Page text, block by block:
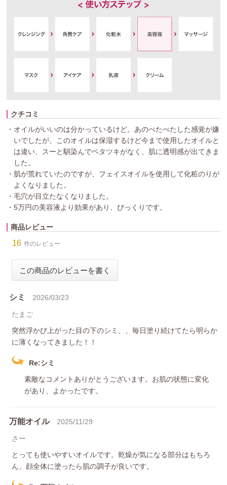
クチコミ
・オイルがいいのは分かっているけど。あのべたべたした感覚が嫌
いでしたが、このオイルは保湿するけど今まで使用したオイルと
は違い、スーと馴染んでベタツキがなく、肌に透明感が出てきま
した。
・肌が荒れていたのですが、フェイスオイルを使用して化粧のりが
よくなりました。
・毛穴が目立たなくなりました。
・5万円の美容液より効果があり、びっくりです。
商品レビュー
16 件のレビュー
シミ 2026/03/23
たまご
突然浮かび上がった目の下のシミ、、毎日塗り続けてたら明らか
に薄くなってきました！！
Re:シミ
素敵なコメントありがとうございます。お肌の状態に変化
があり、よかったです。
万能オイル 2025/11/29
さー
とっても使いやすいオイルです。乾燥が気になる部分はもちろ
ん、顔全体に塗ったら肌の調子が良いです。